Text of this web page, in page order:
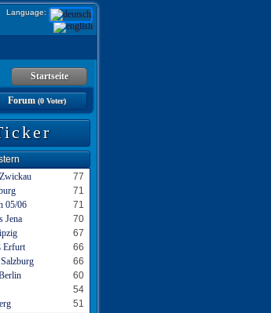
Language:
Startseite
Forum(0 Voter)
77
71
05/06
71
Jena
70
67
Erfurt
66
66
60
54
51